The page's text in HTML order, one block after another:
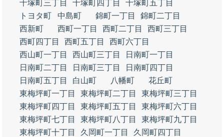
十塚町三丁目 十塚町四丁目
十塚町五丁目
トヨタ町
中島町 錦町一丁目
錦町二丁目
西新町
西町一丁目 西町二丁目
西町三丁目
西町四丁目
西町五丁目
西町六丁目
西山町一丁目
西山町三丁目
日南町一丁目
日南町二丁目
日南町三丁目
日南町四丁目
日南町五丁目
白山町 八幡町
花丘町
東梅坪町一丁目
東梅坪町二丁目
東梅坪町三丁目
東梅坪町四丁目
東梅坪町五丁目
東梅坪町六丁目
東梅坪町七丁目
東梅坪町八丁目
東梅坪町九丁目
東梅坪町十丁目
久岡町一丁目
久岡町四丁目